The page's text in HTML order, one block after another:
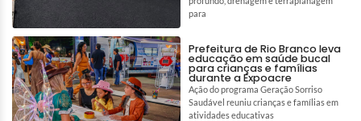
para
Prefeitura de Rio Branco leva
educação em saúde bucal
para crianças e famílias
durante a Expoacre
Ação do programa Geração Sorriso
Saudável reuniu crianças e famílias em
atividades educativas